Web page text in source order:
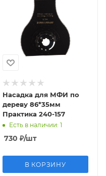
Насадка для МФИ по
дереву 86*35мм
Практика 240-157
Есть в наличии: 1
730 ₽/шт
В КОРЗИНУ